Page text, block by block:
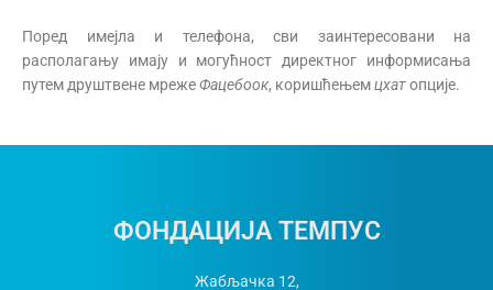
Поред имејла и телефона, сви заинтересовани на
располагању имају и могућност директног информисања
путем друштвене мрежеФацебоок, коришћењемцхатопције.
ФОНДАЦИЈА ТЕМПУС
Жабљачка 12,